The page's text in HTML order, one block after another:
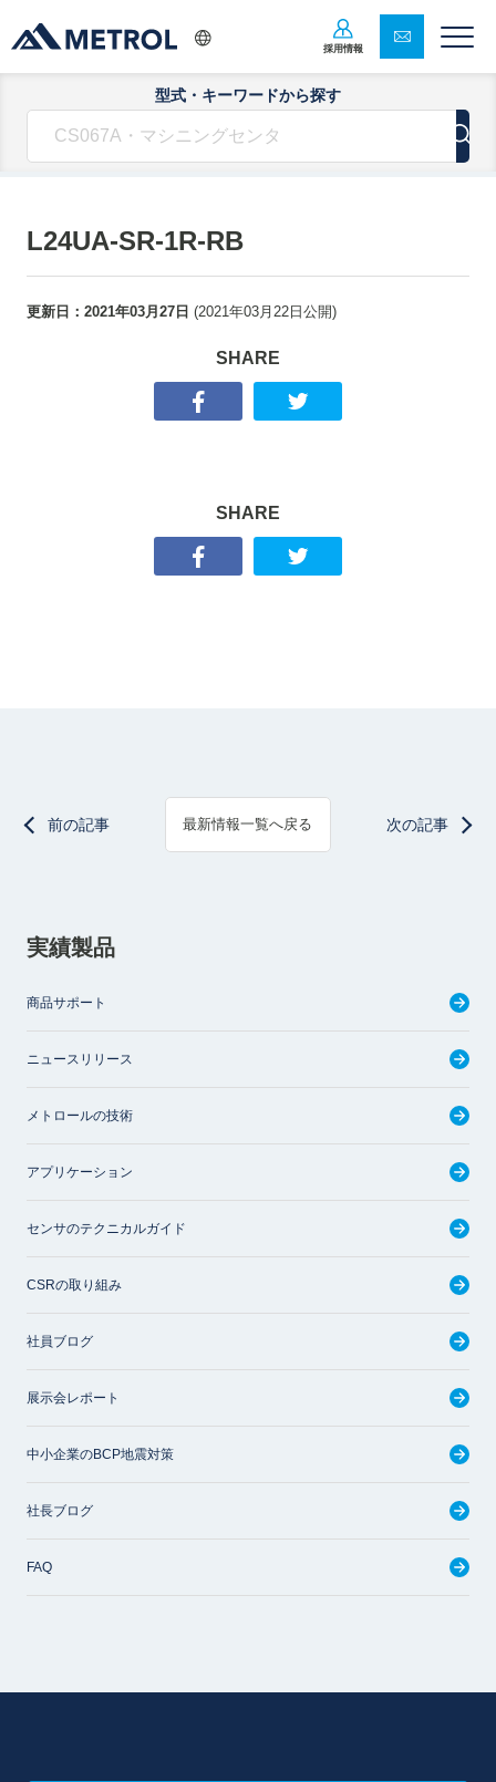
採用情報
型式・キーワードから探す
L24UA-SR-1R-RB
更新日： 2021年03月27日 (2021年03月22日 公開)
SHARE
SHARE
前の記事 最新情報一覧へ戻る 次の記事
実績製品
商品サポート
ニュースリリース
メトロールの技術
アプリケーション
センサのテクニカルガイド
CSRの取り組み
社員ブログ
展示会レポート
中小企業のBCP地震対策
社長ブログ
FAQ